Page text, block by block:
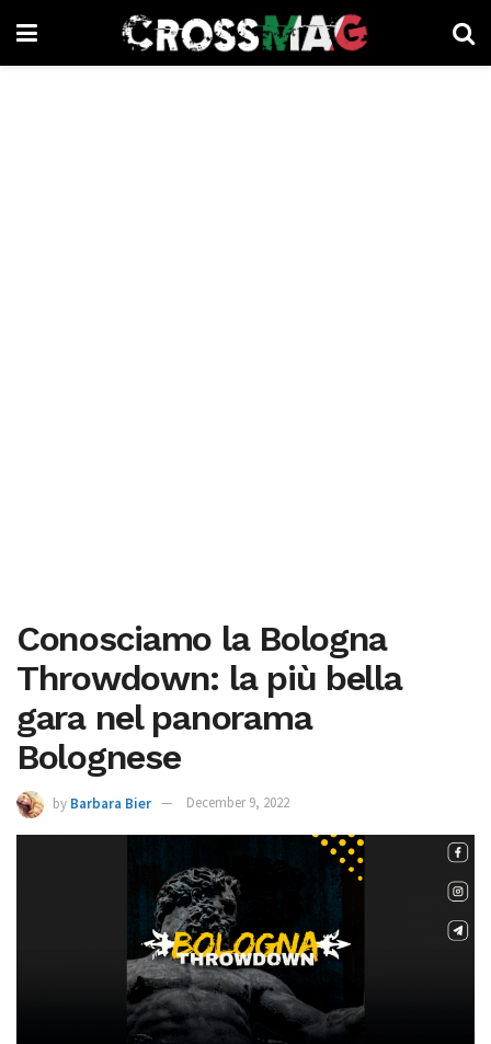
Conosciamo la Bologna
Throwdown: la più bella
gara nel panorama
Bolognese
by Barbara Bier December 9, 2022